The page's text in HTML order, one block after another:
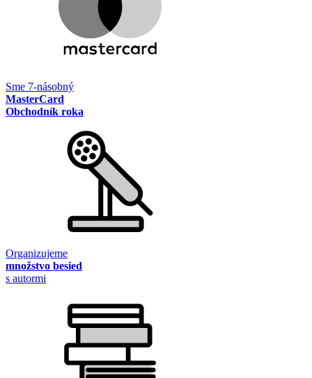
Sme 7-násobný
MasterCard
Obchodník roka
Organizujeme
množstvo besied
s autormi